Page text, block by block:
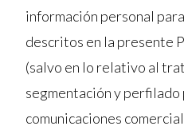
información personal
descritos en la presente
(salvo en lo relativo al
segmentación y perfilado
comunicaciones